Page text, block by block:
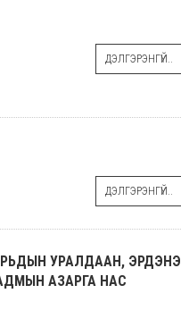
ДЭЛГЭРЭНГҮЙ..
ДЭЛГЭРЭНГҮЙ..
УРАЛДААН, ЭРДЭНЭ
АЗАРГА НАС